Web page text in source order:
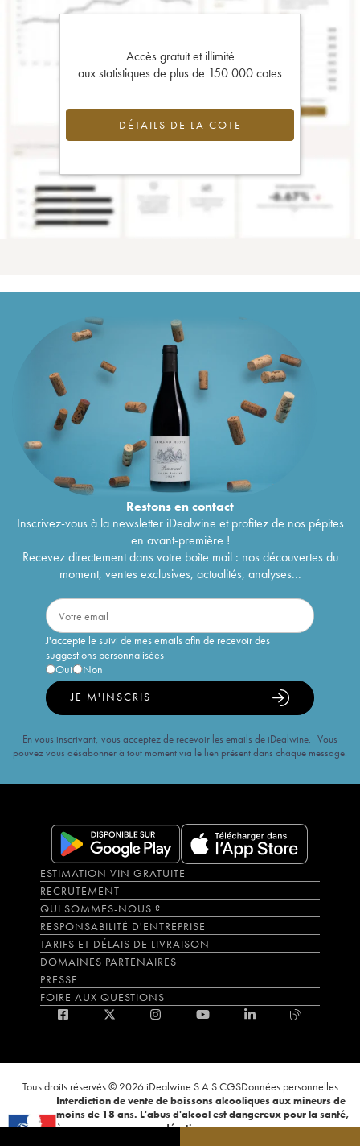
Accès gratuit et illimité
aux statistiques de plus de 150 000 cotes
DÉTAILS DE LA COTE
Restons encontact
Inscrivez-vous à la newsletter iDealwine et profitez de nos pépites
en avant-première !
Recevez directement dans votre boîte mail : nos découvertes du
moment, ventes exclusives, actualités, analyses...
J'accepte le suivi de mes emails afin de recevoir des
suggestions personnalisées
Oui
Non
JE M'INSCRIS
En vous inscrivant, vous acceptez de recevoir les emails de iDealwine. Vous
pouvez vous désabonner à tout moment via le lien présent dans chaque message.
ESTIMATION VIN GRATUITE
RECRUTEMENT
QUI SOMMES-NOUS ?
RESPONSABILITÉ D'ENTREPRISE
TARIFS ET DÉLAIS DE LIVRAISON
DOMAINES PARTENAIRES
PRESSE
FOIRE AUX QUESTIONS
Tous droits réservés © 2026 iDealwine S.A.S.CGSDonnées personnelles
Interdiction de vente de boissons alcooliques aux mineurs de
moins de 18 ans. L'abus d'alcool est dangereux pour la santé,
à consommer avec modération.